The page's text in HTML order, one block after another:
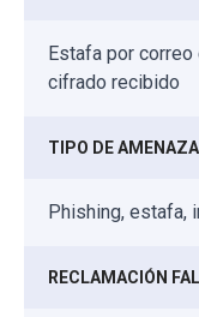
Estafa por
cifrado recibido
TIPO DE AMENAZA
Phishing, estafa,
RECLAMACIÓN